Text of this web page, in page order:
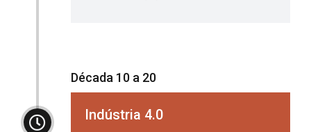
Década 10 a 20
Indústria 4.0